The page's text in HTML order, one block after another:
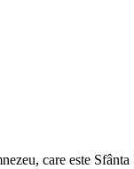
care este